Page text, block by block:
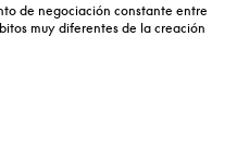
de negociación constante entre
muy diferentes de la creación